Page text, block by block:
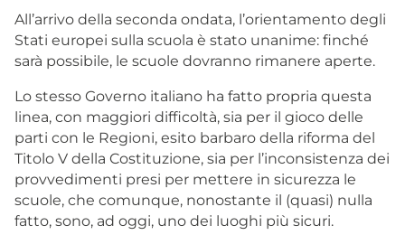
All’arrivo della seconda ondata, l’orientamento degli
Stati europei sulla scuola è stato unanime: finché
sarà possibile, le scuole dovranno rimanere aperte.
Lo stesso Governo italiano ha fatto propria questa
linea, con maggiori difficoltà, sia per il gioco delle
parti con le Regioni, esito barbaro della riforma del
Titolo V della Costituzione, sia per l’inconsistenza dei
provvedimenti presi per mettere in sicurezza le
scuole, che comunque, nonostante il (quasi) nulla
fatto, sono, ad oggi, uno dei luoghi più sicuri.